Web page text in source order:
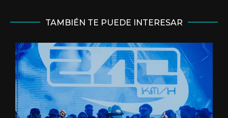
TAMBIÉN TE PUEDE INTERESAR